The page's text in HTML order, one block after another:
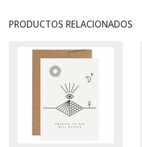
PRODUCTOS RELACIONADOS